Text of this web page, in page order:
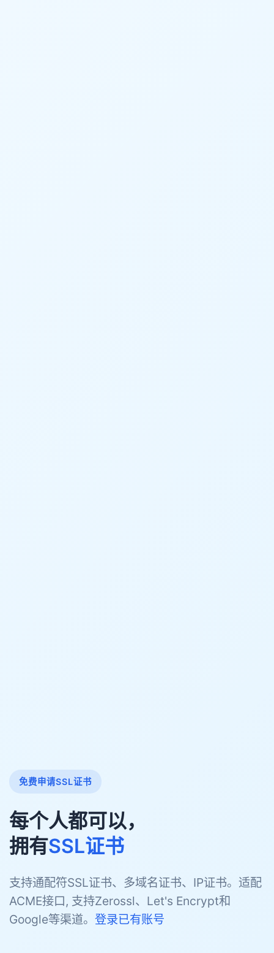
免费申请SSL证书
每个人都可以，
拥有SSL证书
支持通配符SSL证书、多域名证书、IP证书。适配
ACME接口, 支持Zerossl、Let's Encrypt和
Google等渠道。 登录已有账号